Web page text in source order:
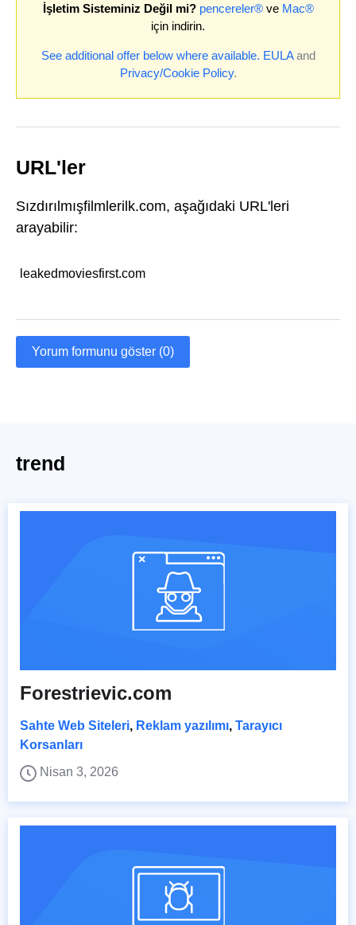
İşletim Sisteminiz Değil mi? pencereler®ve Mac®
için indirin.
See additional offer below where available. EULAand
Privacy/Cookie Policy.
URL'ler
Sızdırılmışfilmlerilk.com, aşağıdaki URL'leri
arayabilir:
leakedmoviesfirst.com
Yorum formunu göster (0)
trend
Forestrievic.com
Sahte Web Siteleri, Reklam yazılımı, Tarayıcı
Korsanları
Nisan 3, 2026